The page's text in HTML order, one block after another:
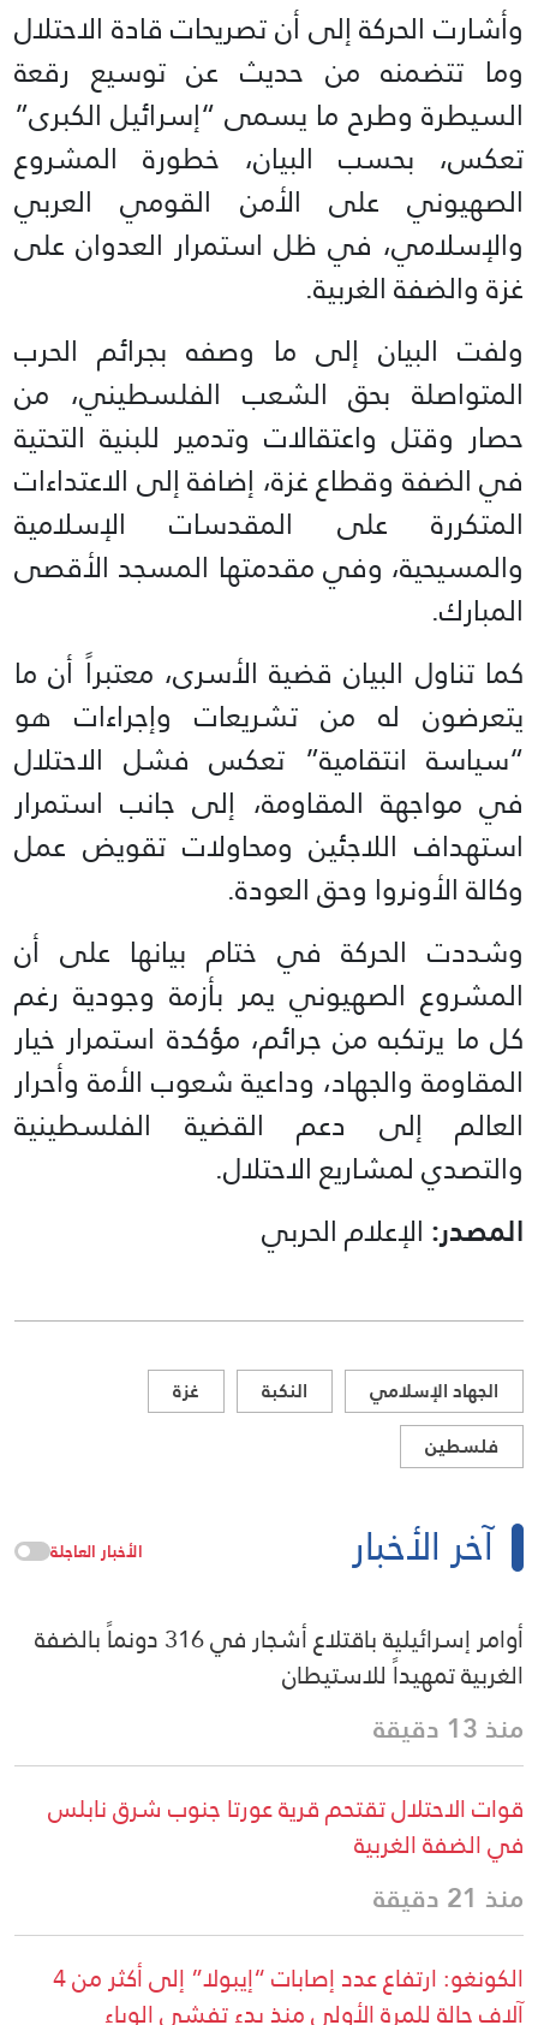
وأشارت الحركة إلى أن تصريحات قادة الاحتلال
وما تتضمنه من حديث عن توسيع رقعة
السيطرة وطرح ما يسمى “إسرائيل الكبرى”
تعكس، بحسب البيان، خطورة المشروع
الصهيوني على الأمن القومي العربي
والإسلامي، في ظل استمرار العدوان على
غزة والضفة الغربية.
ولفت البيان إلى ما وصفه بجرائم الحرب
المتواصلة بحق الشعب الفلسطيني، من
حصار وقتل واعتقالات وتدمير للبنية التحتية
في الضفة وقطاع غزة، إضافة إلى الاعتداءات
المتكررة على المقدسات الإسلامية
والمسيحية، وفي مقدمتها المسجد الأقصى
المبارك.
كما تناول البيان قضية الأسرى، معتبراً أن ما
يتعرضون له من تشريعات وإجراءات هو
“سياسة انتقامية” تعكس فشل الاحتلال
في مواجهة المقاومة، إلى جانب استمرار
استهداف اللاجئين ومحاولات تقويض عمل
وكالة الأونروا وحق العودة.
وشددت الحركة في ختام بيانها على أن
المشروع الصهيوني يمر بأزمة وجودية رغم
كل ما يرتكبه من جرائم، مؤكدة استمرار خيار
المقاومة والجهاد، وداعية شعوب الأمة وأحرار
العالم إلى دعم القضية الفلسطينية
والتصدي لمشاريع الاحتلال.
المصدر: الإعلام الحربي
الجهاد الإسلامي النكبة
غزة
فلسطين
آخر الأخبار الأخبار العاجلة
أوامر إسرائيلية باقتلاع أشجار في 316 دونماً بالضفة
الغربية تمهيداً للاستيطان
منذ 13 دقيقة
قوات الاحتلال تقتحم قرية عورتا جنوب شرق نابلس
في الضفة الغربية
منذ 21 دقيقة
الكونغو: ارتفاع عدد إصابات “إيبولا” إلى أكثر من 4
آلاف حالة للمرة الأولى منذ بدء تفشي الوباء